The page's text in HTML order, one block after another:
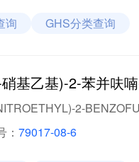
询 GHS分类查询
基乙基)-2-苯并呋
2-
： 79017-08-6